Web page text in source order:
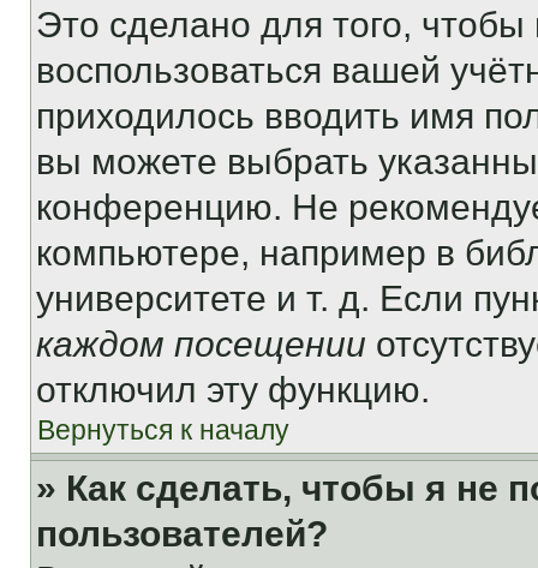
Это сделано для того, чтобы
воспользоваться вашей
приходилось вводить имя
вы можете выбрать
конференцию. Не
компьютере, например в
университете и т. д. Если
каждом посещении
отключил эту функцию.
Вернуться к началу
» Как сделать, чтобы я не
пользователей?